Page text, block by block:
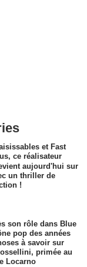
et Fast
ce réalisateur
aujourd'hui sur
un thriller de
!
son rôle dans Blue
pop des années
à savoir sur
primée au
Locarno